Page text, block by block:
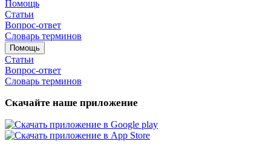
Помощь
Статьи
Вопрос-ответ
Словарь терминов
Помощь
Статьи
Вопрос-ответ
Словарь терминов
Скачайте наше приложение